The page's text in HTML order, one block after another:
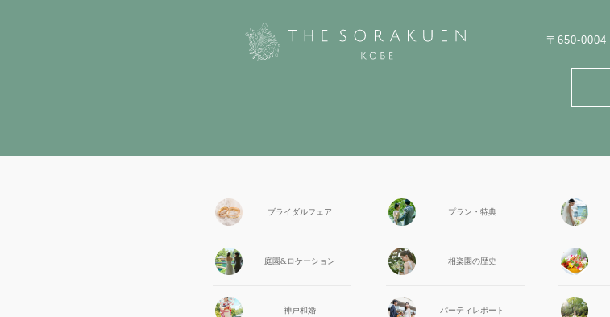
〒650-0004
ブライダルフェア プラン・特典
庭園&ロケーション 相楽園の歴史
神戸和婚 パーティ レポート